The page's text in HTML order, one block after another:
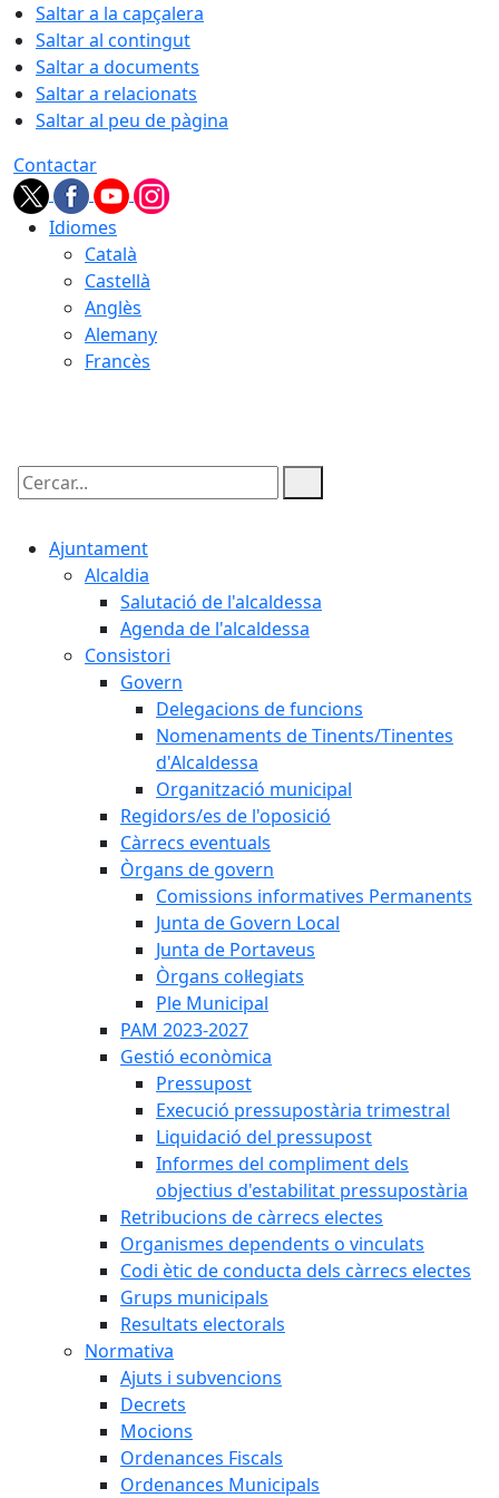
Saltar a la capçalera
Saltar al contingut
Saltar a documents
Saltar a relacionats
Saltar al peu de pàgina
Contactar
Idiomes
Català
Castellà
Anglès
Alemany
Francès
Cercar:
Ajuntament
Alcaldia
Salutació de l'alcaldessa
Agenda de l'alcaldessa
Consistori
Govern
Delegacions de funcions
Nomenaments de Tinents/Tinentes
d'Alcaldessa
Organització municipal
Regidors/es de l'oposició
Càrrecs eventuals
Òrgans de govern
Comissions informatives Permanents
Junta de Govern Local
Junta de Portaveus
Òrgans col·legiats
Ple Municipal
PAM 2023-2027
Gestió econòmica
Pressupost
Execució pressupostària trimestral
Liquidació del pressupost
Informes del compliment dels
objectius d'estabilitat pressupostària
Retribucions de càrrecs electes
Organismes dependents o vinculats
Codi ètic de conducta dels càrrecs electes
Grups municipals
Resultats electorals
Normativa
Ajuts i subvencions
Decrets
Mocions
Ordenances Fiscals
Ordenances Municipals